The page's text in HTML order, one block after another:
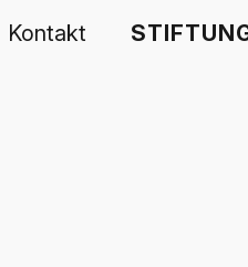
Kontakt